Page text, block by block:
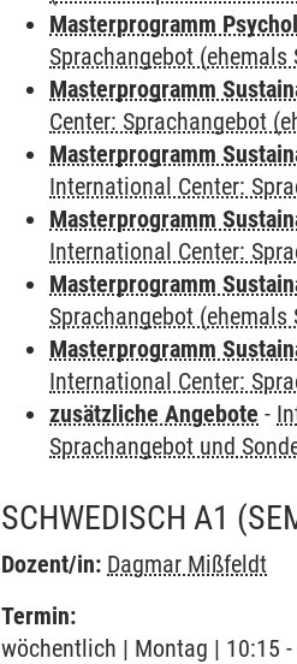
Masterprogramm
Sprachangebot (ehemals
Masterprogramm
Center: Sprachangebot
Masterprogramm
International Center:
Masterprogramm
International Center:
Masterprogramm
Sprachangebot (ehemals
Masterprogramm
International Center:
zusätzliche Angebote -
Sprachangebot und
SCHWEDISCH A1
Dozent/in: Dagmar Mißfeldt
Termin:
wöchentlich | Montag | 10:15